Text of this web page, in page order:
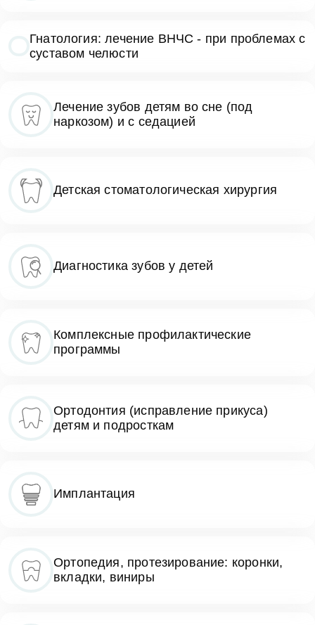
Гнатология: лечение ВНЧС - при проблемах с
суставом челюсти
Лечение зубов детям во сне (под
наркозом) и с седацией
Детская стоматологическая хирургия
Диагностика зубов у детей
Комплексные профилактические
программы
Ортодонтия (исправление прикуса)
детям и подросткам
Имплантация
Ортопедия, протезирование: коронки,
вкладки, виниры